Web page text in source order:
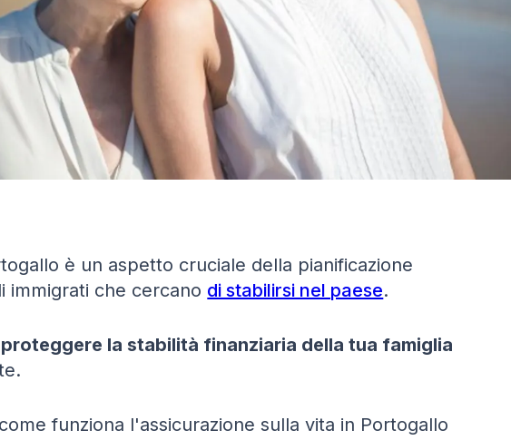
è un aspetto cruciale della pianificazione
immigrati che cercano di stabilirsi nel paese.
proteggere la stabilità finanziaria della tua famiglia
funziona l'assicurazione sulla vita in Portogallo